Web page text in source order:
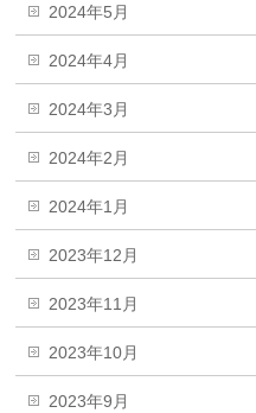
2024年5月
2024年4月
2024年3月
2024年2月
2024年1月
2023年12月
2023年11月
2023年10月
2023年9月